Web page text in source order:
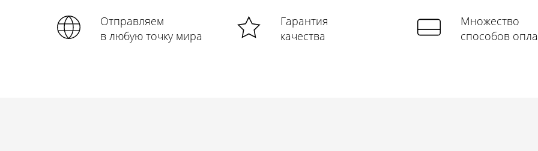
Отправляем
в любую точку мира
Гарантия
качества
Множество
способов